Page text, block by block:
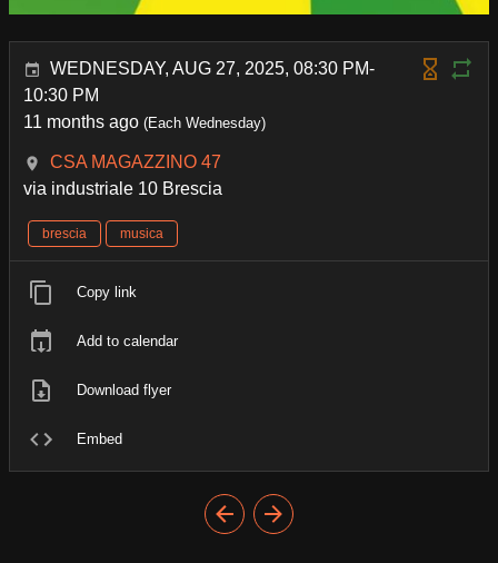
WEDNESDAY, AUG 27, 2025, 08:30 PM-
10:30 PM
11 months ago (Each Wednesday)
CSA MAGAZZINO 47
via industriale 10 Brescia
brescia musica
Copy link
Add to calendar
Download flyer
Embed